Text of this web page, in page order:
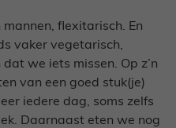
mannen, flexitarisch. En
vaker vegetarisch,
we iets missen. Op z’n
van een goed stuk(je)
iedere dag, soms zelfs
Daarnaast eten we nog